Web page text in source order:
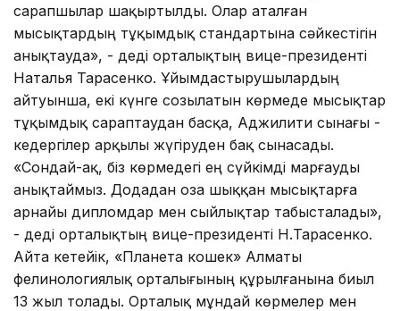
сарапшылар шақыртылды. Олар аталған
мысықтардың тұқымдық стандартына сәйкестігін
анықтауда», - деді орталықтың вице-президенті
Наталья Тарасенко. Ұйымдастырушылардың
айтуынша, екі күнге созылатын көрмеде мысықтар
тұқымдық сараптаудан басқа, Аджилити сынағы -
кедергілер арқылы жүгіруден бақ сынасады.
«Сондай-ақ, біз көрмедегі ең сүйкімді марғауды
анықтаймыз. Додадан оза шыққан мысықтарға
арнайы дипломдар мен сыйлықтар табысталады»,
- деді орталықтың вице-президенті Н.Тарасенко.
Айта кетейік, «Планета кошек» Алматы
фелинологиялық орталығының құрылғанына биыл
13 жыл толады. Орталық мұндай көрмелер мен